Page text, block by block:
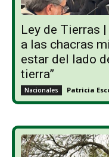
Ley de Tierras
a las chacras
estar del lado
tierra”
Nacionales Patricia